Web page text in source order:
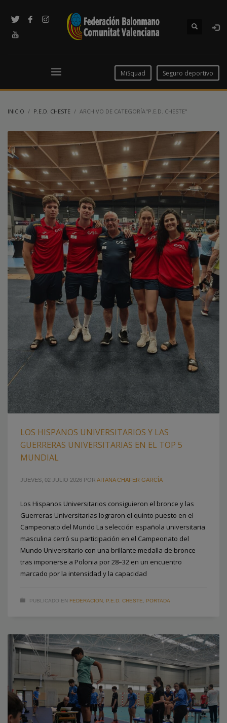
MiSquad Seguro deportivo
INICIO P.E.D. CHESTE ARCHIVO DE CATEGORÍA"P.E.D. CHESTE"
LOS HISPANOS UNIVERSITARIOS Y LAS
GUERRERAS UNIVERSITARIAS EN EL TOP 5
MUNDIAL
JUEVES, 02 JULIO 2026 POR AITANA CHAFER GARCÍA
Los Hispanos Universitarios consiguieron el bronce y las
Guerreras Universitarias lograron el quinto puesto en el
Campeonato del Mundo La selección española universitaria
masculina cerró su participación en el Campeonato del
Mundo Universitario con una brillante medalla de bronce
tras imponerse a Polonia por 28–32 en un encuentro
marcado por la intensidad y la capacidad
PUBLICADO EN FEDERACION P.E.D. CHESTE PORTADA